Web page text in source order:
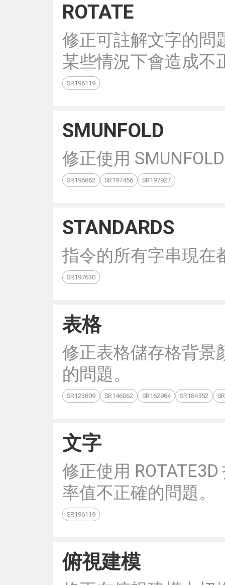
ROTATE
修正可註解文字的問
某些情況下會造成不
SR196119
SMUNFOLD
修正使用
SR196862 SR197456 SR197927
STANDARDS
指令的所有字串現在
SR197630
表格
修正表格儲存格背景
的問題。
SR123809 SR146062 SR162984 SR184552
文字
修正使用
率值不正確的問題。
SR196119
俯視建模